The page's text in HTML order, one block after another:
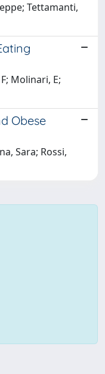
Tettamanti,
Molinari, E;
Obese
Sara; Rossi,